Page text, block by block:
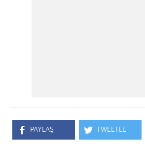
PAYLAŞ TWEETLE